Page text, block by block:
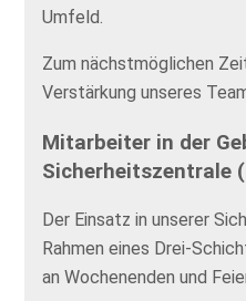
Umfeld.
Zum nächstmöglichen
Verstärkung unseres
Mitarbeiter in der
Sicherheitszentrale
Der Einsatz in unserer
Rahmen eines Drei-
an Wochenenden und